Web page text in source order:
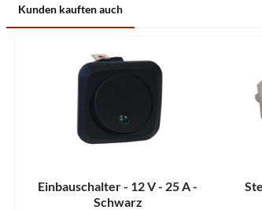
Kunden kauften auch
Einbauschalter - 12 V - 25 A -
Schwarz